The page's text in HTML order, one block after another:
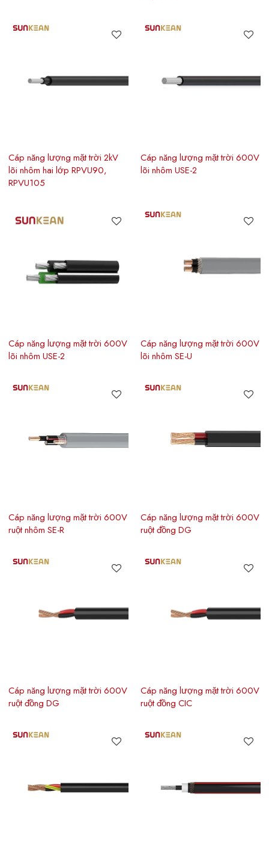
Cáp năng lượng mặt trời 2kV
lõi nhôm hai lớp RPVU90,
RPVU105
Cáp năng lượng mặt trời 600V
lõi nhôm USE-2
Cáp năng lượng mặt trời 600V
lõi nhôm USE-2
Cáp năng lượng mặt trời 600V
lõi nhôm SE-U
Cáp năng lượng mặt trời 600V
ruột nhôm SE-R
Cáp năng lượng mặt trời 600V
ruột đồng DG
Cáp năng lượng mặt trời 600V
ruột đồng DG
Cáp năng lượng mặt trời 600V
ruột đồng CIC